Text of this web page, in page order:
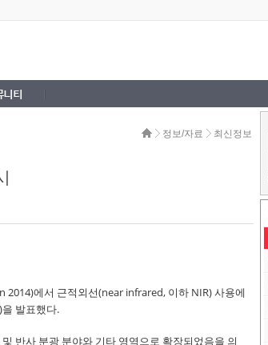
니티
정보/자료 최신정보
2014)에서 근적외선(near infrared, 이하 NIR) 사용에
발표했다.
반사 분광 분야와 기타 영역으로 확장되었음을 의